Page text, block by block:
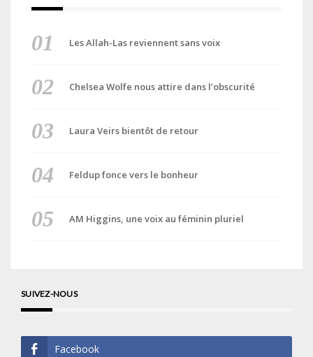
Les Allah-Las reviennent sans voix
Chelsea Wolfe nous attire dans l’obscurité
Laura Veirs bientôt de retour
Feldup fonce vers le bonheur
AM Higgins, une voix au féminin pluriel
SUIVEZ-NOUS
Facebook